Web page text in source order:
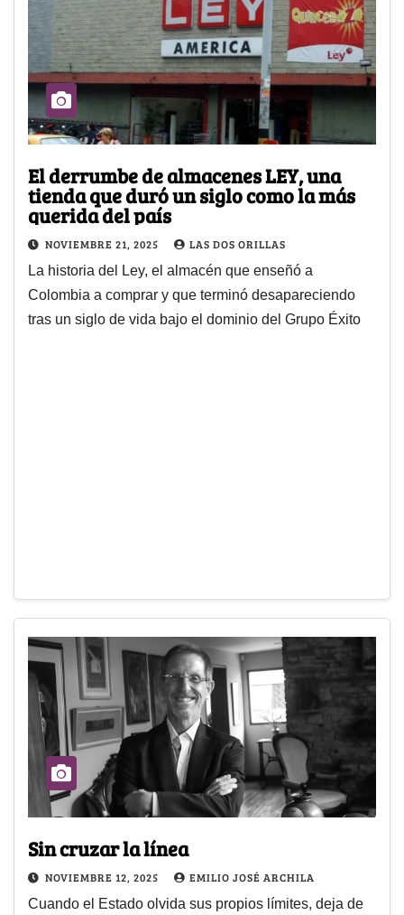
El derrumbe de almacenes LEY, una
tienda que duró un siglo como la más
querida del país
NOVIEMBRE 21, 2025 LAS DOS ORILLAS
La historia del Ley, el almacén que enseñó a
Colombia a comprar y que terminó desapareciendo
tras un siglo de vida bajo el dominio del Grupo Éxito
Sin cruzar la línea
NOVIEMBRE 12, 2025 EMILIO JOSÉ ARCHILA
Cuando el Estado olvida sus propios límites, deja de